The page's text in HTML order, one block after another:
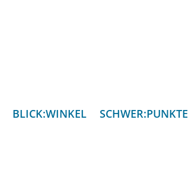
BLICK:WINKEL SCHWER:PUNKTE